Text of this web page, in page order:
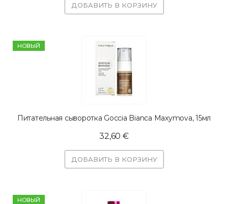
ДОБАВИТЬ В КОРЗИНУ
HОВЫЙ
Питательная сыворотка Goccia Bianca Maxymova, 15мл
32,60 €
ДОБАВИТЬ В КОРЗИНУ
HОВЫЙ